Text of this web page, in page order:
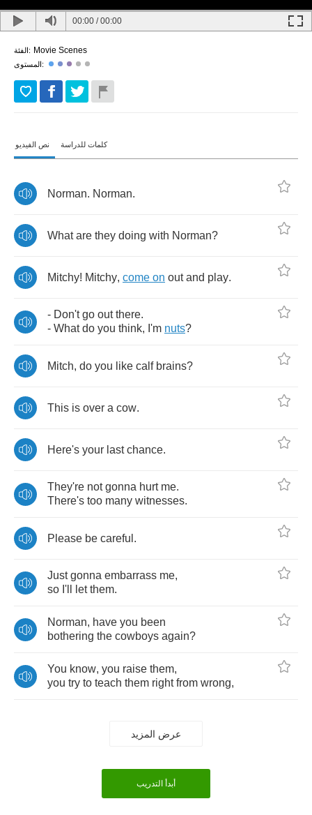
00:00 /00:00
الفئة: Movie Scenes
المستوى:
نص الفيديو كلمات للدراسة
Norman. Norman.
What are they doing with Norman?
Mitchy! Mitchy, come on out and play.
- Don't go out there.
- What do you think, I'm nuts?
Mitch, do you like calf brains?
This is over a cow.
Here's your last chance.
They're not gonna hurt me.
There's too many witnesses.
Please be careful .
Just gonna embarrass me,
so I'll let them.
Norman, have you been
bothering the cowboys again?
You know, you raise them,
you try to teach them right from wrong,
عرض المزيد
أبدأ التدريب